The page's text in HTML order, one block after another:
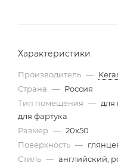
Характеристики
Производитель —
Страна — Россия
Тип помещения — для
для фартука
Размер — 20x50
Поверхность —
Стиль — английский,